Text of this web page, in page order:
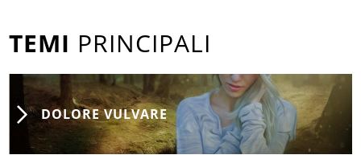
TEMI PRINCIPALI
DOLORE VULVARE